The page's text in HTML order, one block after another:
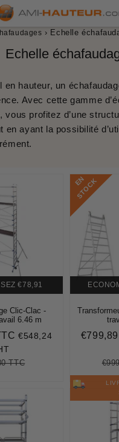
› Echelle
Echelle
en hauteur, un
Avec cette gamme d’
, vous profitez d’une
en ayant la possibilité
€78,91
Clic-Clac -
6.46 m
€657,89
€548,24
TTC€736,80
E
N
S
T
O
C
K
Prix
Prix